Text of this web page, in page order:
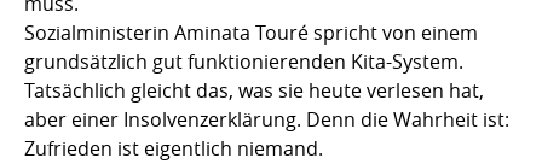
Sozialministerin Aminata Touré spricht von einem
grundsätzlich gut funktionierenden Kita-System.
Tatsächlich gleicht das, was sie heute verlesen hat,
aber einer Insolvenzerklärung. Denn die Wahrheit ist:
Zufrieden ist eigentlich niemand.